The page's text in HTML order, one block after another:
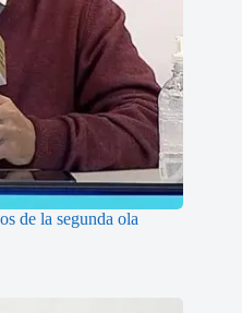
de la segunda ola